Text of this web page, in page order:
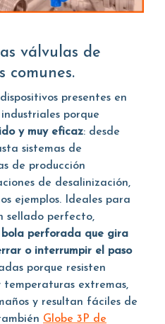
comunes.
presentes en
porque
y muy eficaz: desde
sistemas de
de producción
de desalinización,
ejemplos. Ideales para
sellado perfecto,
bola perforada que gira
o interrumpir el paso
porque resisten
temperaturas extremas,
y resultan fáciles de
Globe 3P de